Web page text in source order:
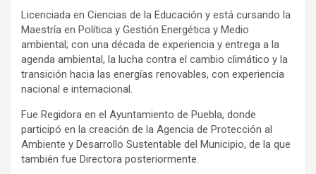
Licenciada en Ciencias de la Educación y está cursando la
Maestría en Política y Gestión Energética y Medio
ambiental; con una década de experiencia y entrega a la
agenda ambiental, la lucha contra el cambio climático y la
transición hacia las energías renovables, con experiencia
nacional e internacional.
Fue Regidora en el Ayuntamiento de Puebla, donde
participó en la creación de la Agencia de Protección al
Ambiente y Desarrollo Sustentable del Municipio, de la que
también fue Directora posteriormente.